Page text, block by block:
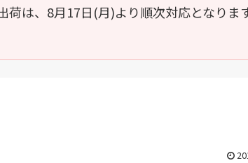
は、8月17日(月)より順次対応となり